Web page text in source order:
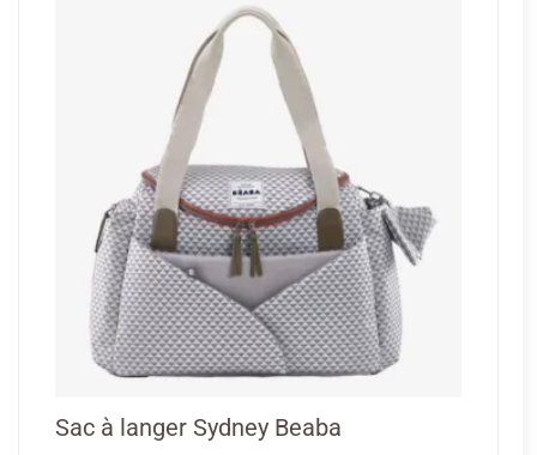
Sac à langer Sydney Beaba